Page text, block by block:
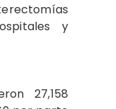
y
27,158